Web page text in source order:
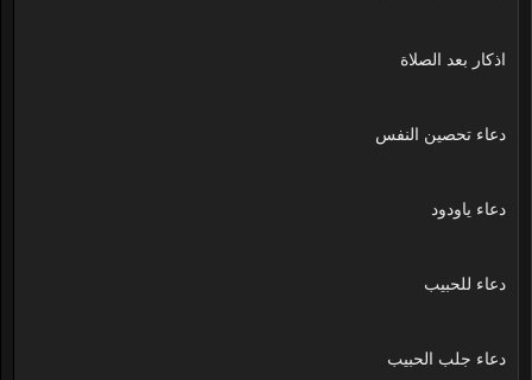
اذكار بعد الصلاة
دعاء تحصين النفس
دعاء ياودود
دعاء للحبيب
دعاء جلب الحبيب